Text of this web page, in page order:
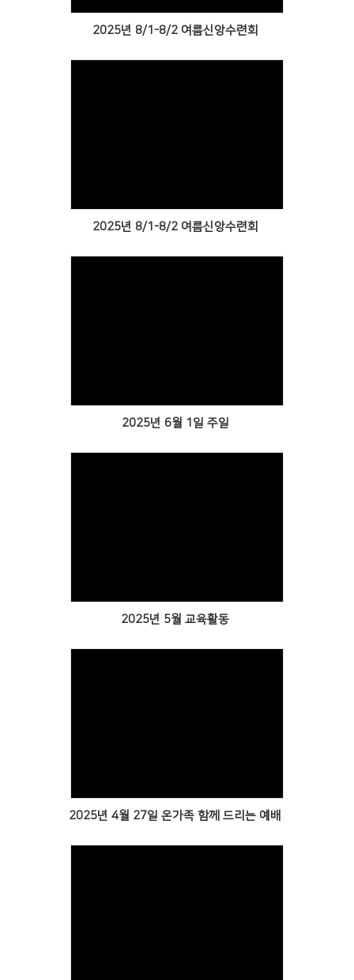
2025년 8/1-8/2 여름신앙수련회
2025년 8/1-8/2 여름신앙수련회
2025년 6월 1일 주일
2025년 5월 교육활동
2025년 4월 27일 온가족 함께 드리는 예배